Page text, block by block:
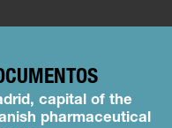
capital of the
pharmaceutical